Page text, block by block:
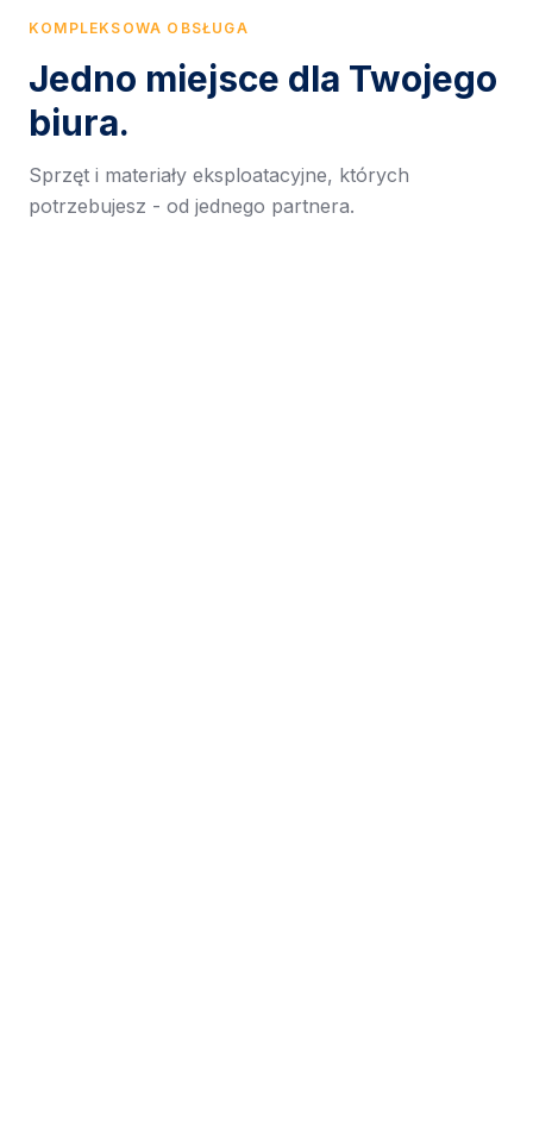
KOMPLEKSOWA OBSŁUGA
Jedno miejsce dla Twojego
biura.
Sprzęt i materiały eksploatacyjne, których
potrzebujesz - od jednego partnera.